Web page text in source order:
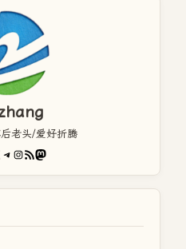
老头/爱好折腾
Telegram
Instagram
RSS FeedMastodon